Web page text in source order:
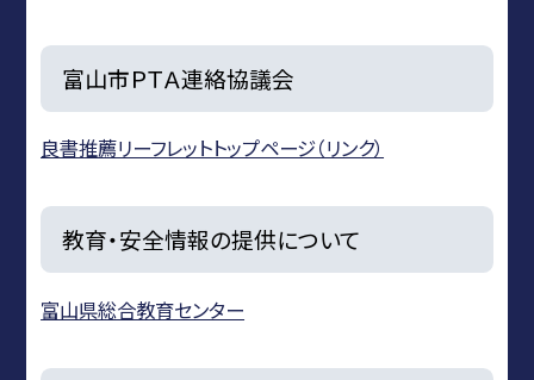
富山市ＰＴＡ連絡協議会
良書推薦リーフレットトップページ（リンク）
教育・安全情報の提供について
富山県総合教育センター